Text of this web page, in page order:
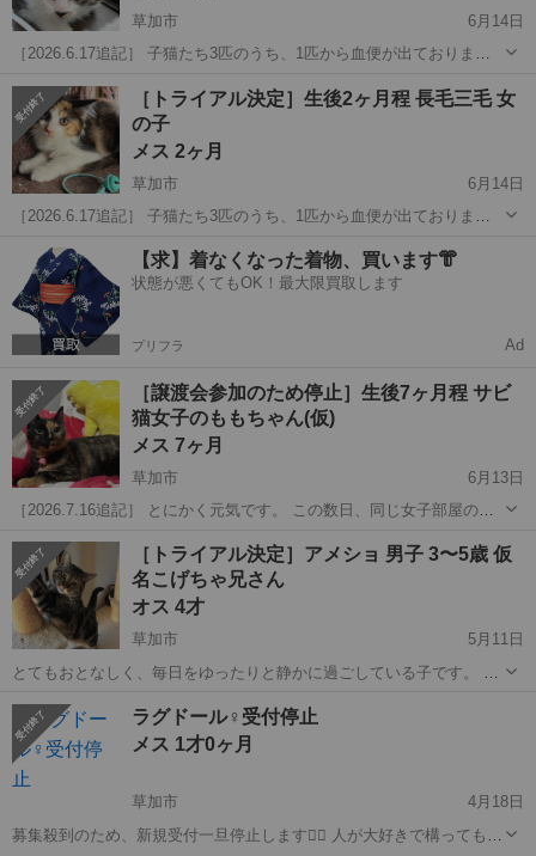
草加市
6月14日
［2026.6.17追記］ 子猫たち3匹のうち、1匹から血便が出ておりま
待つこともできず、どの子か不明です。 トライアルに出てから発覚す
ると思いますので、ご理解...
埼玉 草加市 性格
［トライアル決定］生後2ヶ月程 長毛三毛 女
の子
メス 2ヶ月
草加市
6月14日
［2026.6.17追記］ 子猫たち3匹のうち、1匹から血便が出ておりま
待つこともできず、どの子か不明です。 トライアルに出てから発覚す
ると思いますので、ご理解...
埼玉 猫 トライアル
【求】着なくなった着物、買います👘
状態が悪くてもOK！最大限買取します
プリフラ Ad
［譲渡会参加のため停止］生後7ヶ月程 サビ
猫女子のももちゃん(仮)
メス 7ヶ月
草加市
6月13日
［2026.7.16追記］ とにかく元気です。 この数日、同じ女子部屋の誰
すぐに嗅ぎつけて、生ビールを飲むかのごとくちゅーるを飲んでおり
ます。 「飼い主！とりあえ...
埼玉 草加市
［トライアル決定］アメショ 男子 3〜5歳 仮
名こげちゃ兄さん
オス 4才
草加市
5月11日
とてもおとなしく、毎日をゆったりと静かに過ごしている子です。 誰
たり、一緒に寝たりすることを望みますので、先住さまの居ないご家
庭希望しております。 ［2026....
埼玉 猫 先住
ラグドール︎︎♀受付停止
メス 1才0ヶ月
草加市
4月18日
募集殺到のため、新規受付一旦停止します🙇‍♀️ 人が大好きで構ってもら